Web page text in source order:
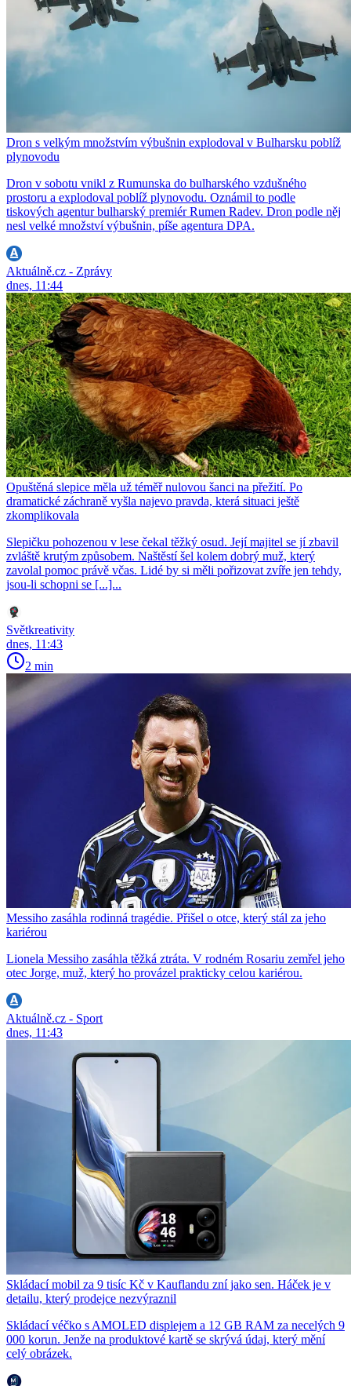
Dron s velkým množstvím výbušnin explodoval v Bulharsku poblíž
plynovodu
Dron v sobotu vnikl z Rumunska do bulharského vzdušného
prostoru a explodoval poblíž plynovodu. Oznámil to podle
tiskových agentur bulharský premiér Rumen Radev. Dron podle něj
nesl velké množství výbušnin, píše agentura DPA.
Aktuálně.cz - Zprávy
dnes, 11:44
Opuštěná slepice měla už téměř nulovou šanci na přežití. Po
dramatické záchraně vyšla najevo pravda, která situaci ještě
zkomplikovala
Slepičku pohozenou v lese čekal těžký osud. Její majitel se jí zbavil
zvláště krutým způsobem. Naštěstí šel kolem dobrý muž, který
zavolal pomoc právě včas. Lidé by si měli pořizovat zvíře jen tehdy,
jsou-li schopni se [...]...
Světkreativity
dnes, 11:43
2 min
Messiho zasáhla rodinná tragédie. Přišel o otce, který stál za jeho
kariérou
Lionela Messiho zasáhla těžká ztráta. V rodném Rosariu zemřel jeho
otec Jorge, muž, který ho provázel prakticky celou kariérou.
Aktuálně.cz - Sport
dnes, 11:43
Skládací mobil za 9 tisíc Kč v Kauflandu zní jako sen. Háček je v
detailu, který prodejce nezvýraznil
Skládací véčko s AMOLED displejem a 12 GB RAM za necelých 9
000 korun. Jenže na produktové kartě se skrývá údaj, který mění
celý obrázek.